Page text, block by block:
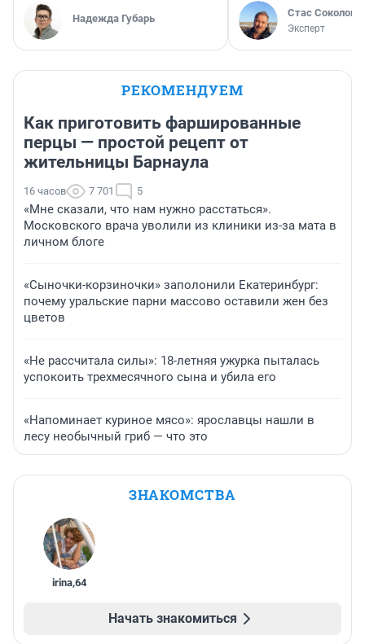
Надежда Губарь Стас Соколов
Эксперт
РЕКОМЕНДУЕМ
Как приготовить фаршированные
перцы — простой рецепт от
жительницы Барнаула
16 часов 7 701 5
«Мне сказали, что нам нужно расстаться».
Московского врача уволили из клиники из-за мата в
личном блоге
«Сыночки-корзиночки» заполонили Екатеринбург:
почему уральские парни массово оставили жен без
цветов
«Не рассчитала силы»: 18-летняя ужурка пыталась
успокоить трехмесячного сына и убила его
«Напоминает куриное мясо»: ярославцы нашли в
лесу необычный гриб — что это
ЗНАКОМСТВА
irina,64
Начать знакомиться